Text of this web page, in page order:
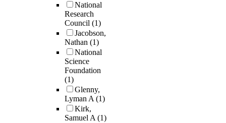
National
Research
Council (1)
Jacobson,
Nathan (1)
National
Science
Foundation
(1)
Glenny,
Lyman A(1)
Kirk,
Samuel A(1)